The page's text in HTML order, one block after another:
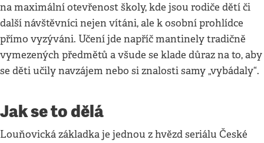
na maximální otevřenost školy, kde jsou rodiče dětí či
další návštěvníci nejen vítáni, ale k osobní prohlídce
přímo vyzýváni. Učení jde napříč mantinely tradičně
vymezených předmětů a všude se klade důraz na to, aby
se děti učily navzájem nebo si znalosti samy „vybádaly“.
Jak se to dělá
Louňovická základka je jednou z hvězd seriálu České